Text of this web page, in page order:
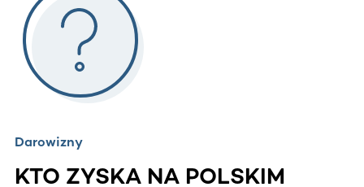
Darowizny
KTO ZYSKA NA POLSKIM